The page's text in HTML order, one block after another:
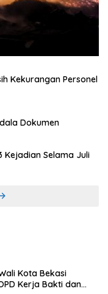
Kekurangan Personel
Dokumen
Kejadian Selama Juli
Kota Bekasi
Kerja Bakti dan